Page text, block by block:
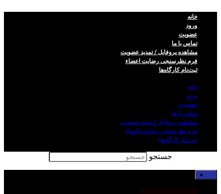
خانه
ورود
عضویت
تماس با ما
مشاهده پروفایل / تمدید عضویت
فرم نظر‌سنجی رضایت اعضاء
ثبت‌نام کارگاه‌ها
خانه
ورود
عضویت
تماس با ما
مشاهده پروفایل / تمدید عضویت
فرم نظر‌سنجی رضایت اعضاء
ثبت‌نام کارگاه‌ها
جستجو